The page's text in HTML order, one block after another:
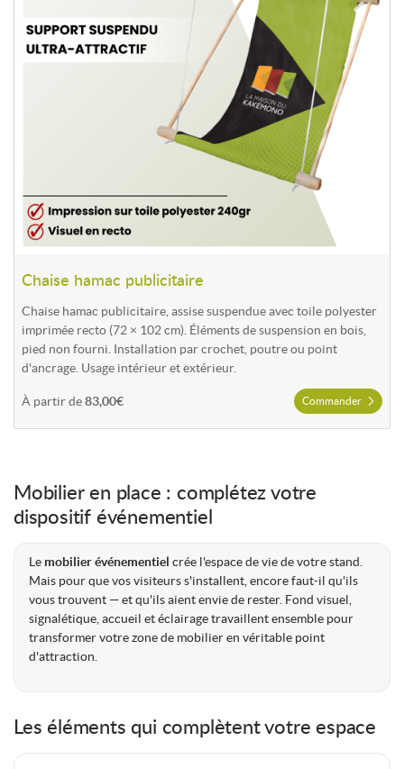
Chaise hamac publicitaire
Chaise hamac publicitaire, assise suspendue avec toile polyester
imprimée recto (72 × 102 cm). Éléments de suspension en bois,
pied non fourni. Installation par crochet, poutre ou point
d'ancrage. Usage intérieur et extérieur.
À partir de83,00€ Commander
Mobilier en place : complétez votre
dispositif événementiel
Le mobilier événementiel crée l'espace de vie de votre stand.
Mais pour que vos visiteurs s'installent, encore faut-il qu'ils
vous trouvent — et qu'ils aient envie de rester. Fond visuel,
signalétique, accueil et éclairage travaillent ensemble pour
transformer votre zone de mobilier en véritable point
d'attraction.
Les éléments qui complètent votre espace